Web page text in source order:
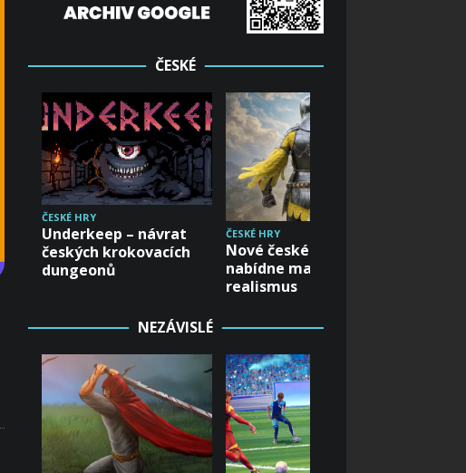
ČESKÉ
ČESKÉ HRY
Underkeep – návrat
českých krokovacích
dungeonů
ČESKÉ HRY
Nové české RPG
nabídne magii i
realismus
NEZÁVISLÉ